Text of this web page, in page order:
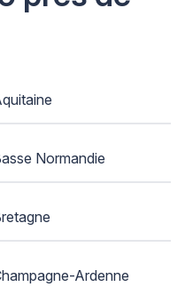
Normandie
Ardenne